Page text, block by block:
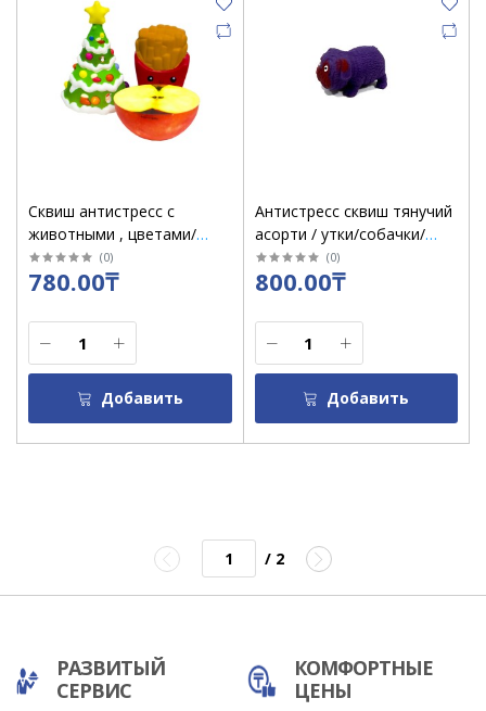
Сквиш антистресс с
животными , цветами/
смайл 1*12 (средние)
(0)
780.00₸
Добавить
Антистресс сквиш тянучий
асорти / утки/собачки/
зайки / 1218 / А-5 / 1188
(0)
800.00₸
Добавить
/ 2
РАЗВИТЫЙ
СЕРВИС
КОМФОРТНЫЕ
ЦЕНЫ